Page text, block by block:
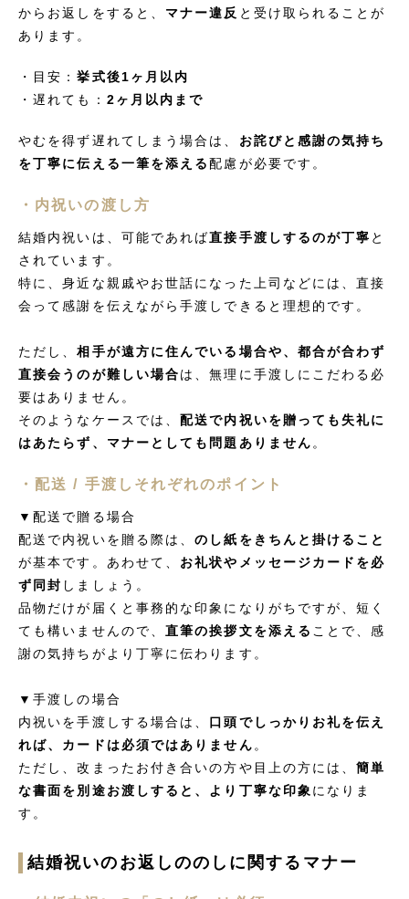
からお返しをすると、 マナー違反 と受け取られることが
あります。
・目安：挙式後1ヶ月以内
・遅れても： 2ヶ月以内まで
やむを得ず遅れてしまう場合は、 お詫びと感謝の気持ち
を丁寧に伝える一筆を添える配慮が必要です。
・内祝いの渡し方
結婚内祝いは、可能であれば直接手渡しするのが丁寧 と
されています。
特に、身近な親戚やお世話になった上司などには、直接
会って感謝を伝えながら手渡しできると理想的です。
ただし、相手が遠方に住んでいる場合や、都合が合わず
直接会うのが難しい場合は、無理に手渡しにこだわる必
要はありません。
そのようなケースでは、配送で内祝いを贈っても失礼に
はあたらず、マナーとしても問題ありません。
・配送 / 手渡しそれぞれのポイント
▼配送で贈る場合
配送で内祝いを贈る際は、のし紙をきちんと掛けること
が基本です。あわせて、 お礼状やメッセージカードを必
ず同封 しましょう。
品物だけが届くと事務的な印象になりがちですが、短く
ても構いませんので、 直筆の挨拶文を添える ことで、感
謝の気持ちがより丁寧に伝わります。
▼手渡しの場合
内祝いを手渡しする場合は、 口頭でしっかりお礼を伝え
れば、カードは必須ではありません。
ただし、改まったお付き合いの方や目上の方には、簡単
な書面を別途お渡しすると、より丁寧な印象になりま
す。
結婚祝いのお返しののしに関するマナー